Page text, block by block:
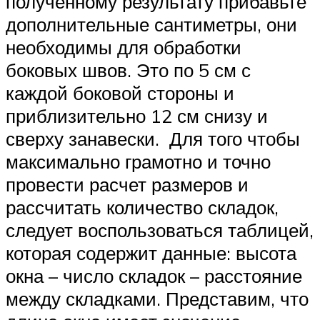
дополнительные сантиметры, они
необходимы для обработки
боковых швов. Это по 5 см с
каждой боковой стороны и
приблизительно 12 см снизу и
сверху занавески. Для того чтобы
максимально грамотно и точно
провести расчет размеров и
рассчитать количество складок,
следует воспользоваться таблицей,
которая содержит данные: высота
окна – число складок – расстояние
между складками. Представим, что